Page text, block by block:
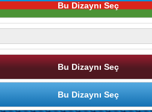
Bu Dizaynı Seç
Bu Dizaynı Seç
Bu Dizaynı Seç